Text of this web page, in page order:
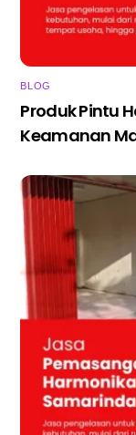
BLOG
Produk Pintu
Keamanan